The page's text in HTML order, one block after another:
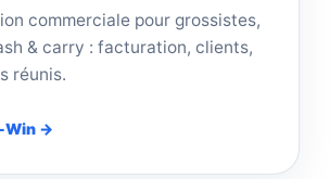
commerciale pour grossistes,
& carry : facturation, clients,
réunis.
Win →